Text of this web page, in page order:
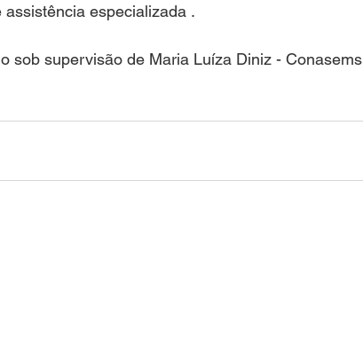
especializada .
sob supervisão de Maria Luíza Diniz - Conasems